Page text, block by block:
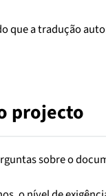
que a tradução
projecto
sobre o